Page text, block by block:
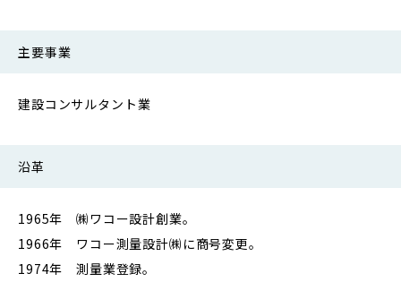
主要事業
建設コンサルタント業
沿革
1965年 ㈱ワコー設計創業。
1966年 ワコー測量設計㈱に商号変更。
1974年 測量業登録。